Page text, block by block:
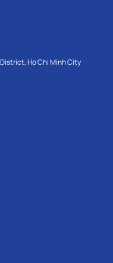
District, Ho Chi Minh City